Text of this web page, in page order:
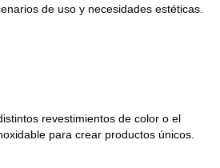
de uso y necesidades estéticas.
revestimientos de color o el
para crear productos únicos.